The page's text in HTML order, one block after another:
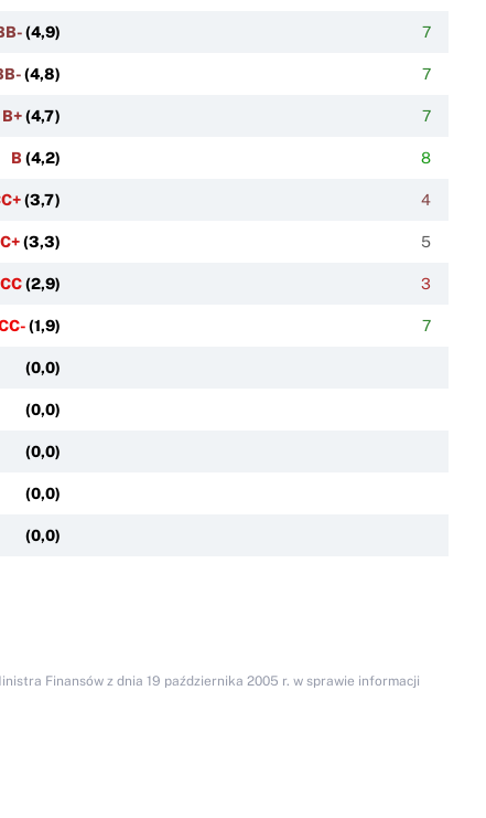
(4,9) 7
(4,8) 7
B+(4,7) 7
B (4,2) 8
(3,7) 4
(3,3) 5
(2,9) 3
(1,9) 7
(0,0)
(0,0)
(0,0)
(0,0)
(0,0)
Finansów z dnia 19 października 2005 r. w sprawie informacji